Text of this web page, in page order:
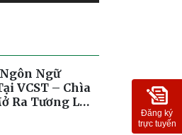
Ngữ
VCST – Chìa
Ra Tương Lai
Đăng ký
trực tuyến